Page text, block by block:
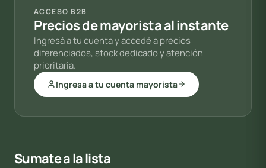
ACCESO B2B
Precios de mayorista al instante
Ingresá a tu cuenta y accedé a precios
diferenciados, stock dedicado y atención
prioritaria.
Ingresa a tu cuenta mayorista
Sumate a la lista